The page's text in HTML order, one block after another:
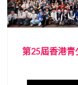
第25屆香港